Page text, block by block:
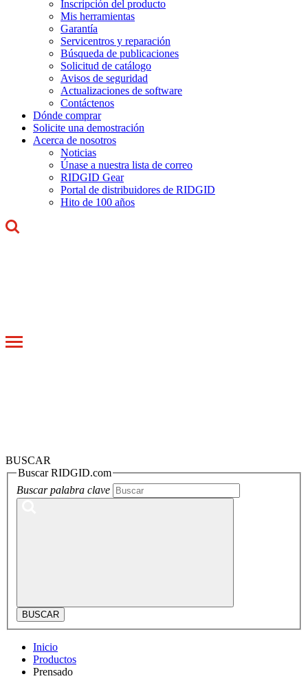
Inscripción del producto
Mis herramientas
Garantía
Servicentros y reparación
Búsqueda de publicaciones
Solicitud de catálogo
Avisos de seguridad
Actualizaciones de software
Contáctenos
Dónde comprar
Solicite una demostración
Acerca de nosotros
Noticias
Únase a nuestra lista de correo
RIDGID Gear
Portal de distribuidores de RIDGID
Hito de 100 años
Toggle
BUSCAR
Buscar RIDGID.com
Buscar palabra clave
BUSCAR
Inicio
Productos
Prensado